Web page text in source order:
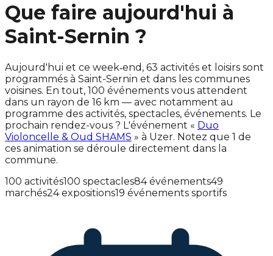
Que faire aujourd'hui à
Saint-Sernin ?
Aujourd'hui et ce week‑end, 63 activités et loisirs sont
programmés à Saint-Sernin et dans les communes
voisines. En tout, 100 événements vous attendent
dans un rayon de 16 km — avec notamment au
programme des activités, spectacles, événements. Le
prochain rendez-vous ? L'événement « Duo
Violoncelle & Oud SHAMS » à Uzer. Notez que 1 de
ces animation se déroule directement dans la
commune.
100 activités100 spectacles84 événements49
marchés24 expositions19 événements sportifs